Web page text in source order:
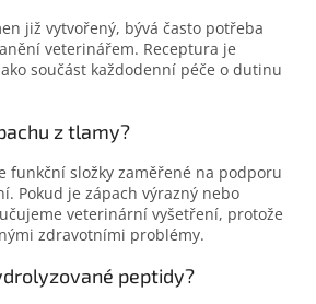
již vytvořený, bývá často potřeba
veterinářem. Receptura je
součást každodenní péče o dutinu
z tlamy?
funkční složky zaměřené na podporu
Pokud je zápach výrazný nebo
veterinární vyšetření, protože
zdravotními problémy.
peptidy?